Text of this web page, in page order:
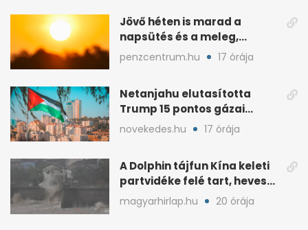
Jövő héten is marad a
napsütés és a meleg,
midweek jöhet enyhülés
penzcentrum.hu 17 órája
Netanjahu elutasította
Trump 15 pontos gázai
béketervét
novekedes.hu 17 órája
A Dolphin tájfun Kína keleti
partvidéke felé tart, heves
esőkkel
magyarhirlap.hu 20 órája